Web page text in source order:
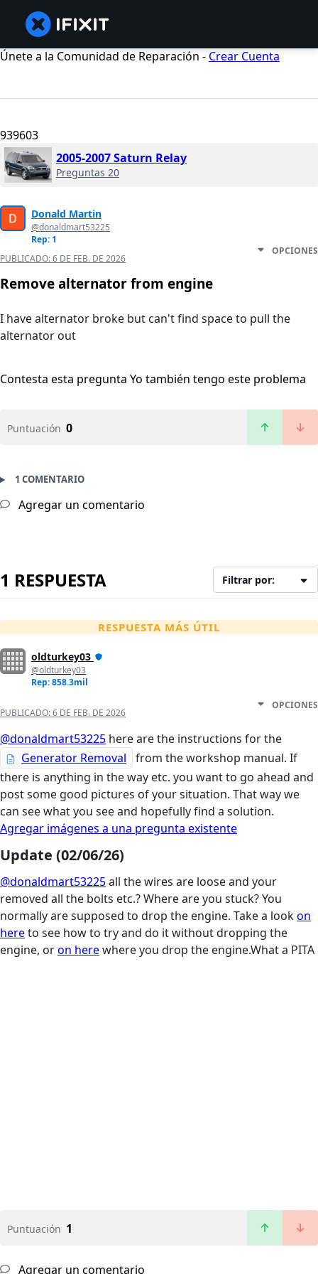
Únete a la Comunidad de Reparación - Crear Cuenta
939603
2005-2007 Saturn Relay
Preguntas 20
Donald Martin
@donaldmart53225
Rep: 1
PUBLICADO:6 DE FEB. DE 2026
OPCIONES
Remove alternator from engine
I have alternator broke but can't find space to pull the
alternator out
Contesta esta pregunta Yo también tengo este problema
Puntuación 0
1 COMENTARIO
Agregar un comentario
1 RESPUESTA Filtrar por:
RESPUESTA MÁS ÚTIL
oldturkey03
@oldturkey03
Rep: 858.3mil
PUBLICADO:6 DE FEB. DE 2026
OPCIONES
@donaldmart53225 here are the instructions for the
Generator Removal
from the workshop manual. If
there is anything in the way etc. you want to go ahead and
post some good pictures of your situation. That way we
can see what you see and hopefully find a solution.
Agregar imágenes a una pregunta existente
Update (02/06/26)
@donaldmart53225all the wires are loose and your
removed all the bolts etc.? Where are you stuck? You
normally are supposed to drop the engine. Take a lookon
hereto see how to try and do it without dropping the
engine, oron herewhere you drop the engine.What a PITA
Puntuación 1
Agregar un comentario